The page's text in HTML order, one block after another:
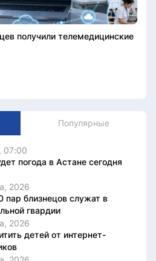
получили телемедицинские
Популярные
07:00
погода в Астане сегодня
2026
пар близнецов служат в
гвардии
2026
детей от интернет-